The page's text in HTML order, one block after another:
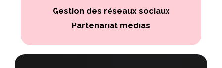
Gestion des réseaux sociaux
Partenariat médias